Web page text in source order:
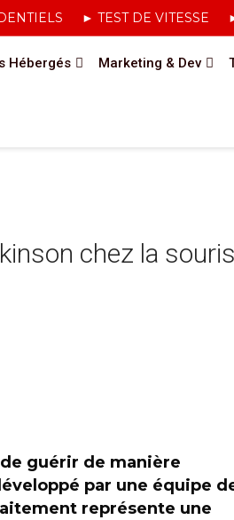
► TEST DE VITESSE
Hébergés Marketing & Dev
chez la souris
guérir de manière
par une équipe
représente une